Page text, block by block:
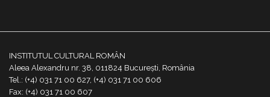
INSTITUTUL CULTURAL ROMÂN
Aleea Alexandru nr. 38, 011824 București, România
Tel.: (+4) 031 71 00 627, (+4) 031 71 00 606
Fax: (+4) 031 71 00 607